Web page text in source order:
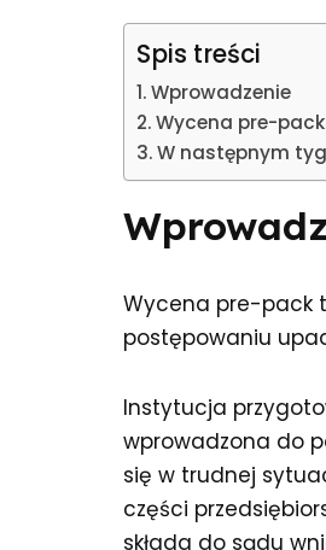
Spis treści
Wprowadzenie
Wycena pre-
W następnym
Wycena pre-pack
postępowaniu
Instytucja
wprowadzona do
się w trudnej
części
składa do sądu